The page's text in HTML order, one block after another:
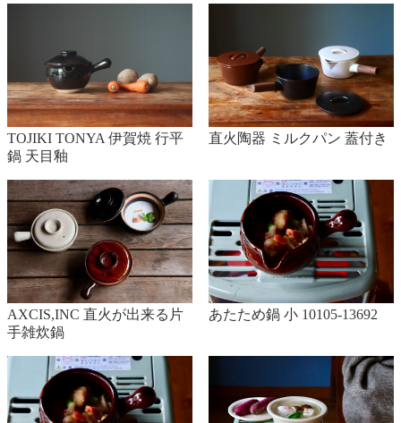
TOJIKI TONYA 伊賀焼 行平
鍋 天目釉
直火陶器 ミルクパン 蓋付き
AXCIS,INC 直火が出来る片
手雑炊鍋
あたため鍋 小 10105-13692